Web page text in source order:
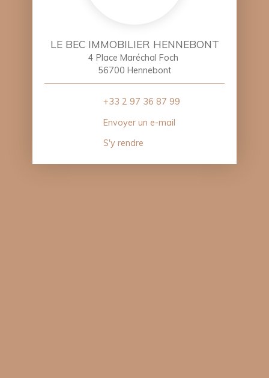
LE BEC IMMOBILIER HENNEBONT
4 Place Maréchal Foch
56700 Hennebont
+33 2 97 36 87 99
Envoyer un e-mail
S'y rendre